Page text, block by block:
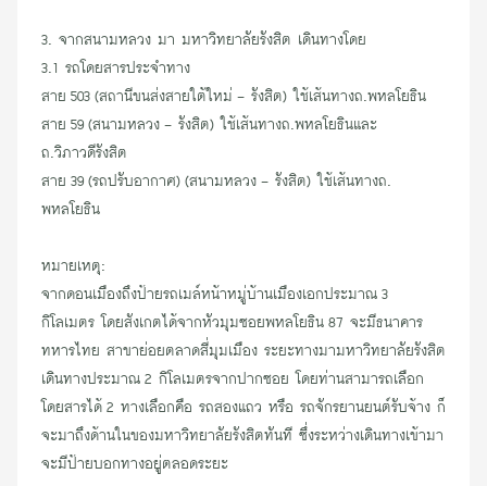
3. จากสนามหลวง มา มหาวิทยาลัยรังสิต เดินทางโดย
3.1 รถโดยสารประจำทาง
สาย 503 (สถานีขนส่งสายใต้ใหม่ - รังสิต) ใช้เส้นทางถ.พหลโยธิน
สาย 59 (สนามหลวง - รังสิต) ใช้เส้นทางถ.พหลโยธินและ
ถ.วิภาวดีรังสิต
สาย 39 (รถปรับอากาศ) (สนามหลวง - รังสิต) ใช้เส้นทางถ.
พหลโยธิน
หมายเหตุ:
จากดอนเมืองถึงป้ายรถเมล์หน้าหมู่บ้านเมืองเอกประมาณ 3
กิโลเมตร โดยสังเกตได้จากหัวมุมซอยพหลโยธิน 87 จะมีธนาคาร
ทหารไทย สาขาย่อยตลาดสี่มุมเมือง ระยะทางมามหาวิทยาลัยรังสิต
เดินทางประมาณ 2 กิโลเมตรจากปากซอย โดยท่านสามารถเลือก
โดยสารได้ 2 ทางเลือกคือ รถสองแถว หรือ รถจักรยานยนต์รับจ้าง ก็
จะมาถึงด้านในของมหาวิทยาลัยรังสิตทันที ซึ่งระหว่างเดินทางเข้ามา
จะมีป้ายบอกทางอยู่ตลอดระยะ